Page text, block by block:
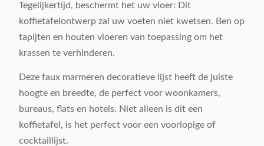
Tegelijkertijd, beschermt het uw vloer: Dit
koffietafelontwerp zal uw voeten niet kwetsen. Ben op
tapijten en houten vloeren van toepassing om het
krassen te verhinderen.
Deze faux marmeren decoratieve lijst heeft de juiste
hoogte en breedte, de perfect voor woonkamers,
bureaus, flats en hotels. Niet alleen is dit een
koffietafel, is het perfect voor een voorlopige of
cocktaillijst.